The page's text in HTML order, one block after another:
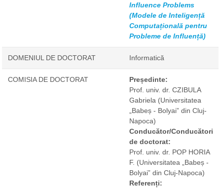
Influence Problems
(Modele de Inteligență
Computațională pentru
Probleme de Influență)
DOMENIUL DE DOCTORAT Informatică
COMISIA DE DOCTORAT
Președinte:
Prof. univ. dr. CZIBULA
Gabriela (Universitatea
„Babeș - Bolyai” din Cluj-
Napoca)
Conducător/Conducători
de doctorat:
Prof. univ. dr. POP HORIA
F. (Universitatea „Babeș -
Bolyai” din Cluj-Napoca)
Referenți: